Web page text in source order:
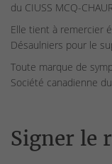
du CIUSS MCQ-
Elle tient à remercier
Désaulniers pour le
Toute marque de
Société canadienne
Signer le